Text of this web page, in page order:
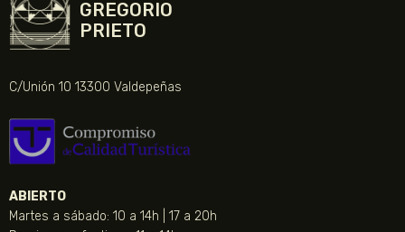
GREGORIO
PRIETO
C/Unión 10 13300 Valdepeñas
ABIERTO
Martes a sábado: 10 a 14h | 17 a 20h